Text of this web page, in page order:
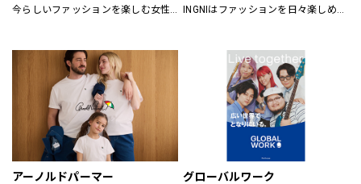
今らしいファッションを楽しむ女性
INGNIはファッションを日々楽しめ
アーノルドパーマー グローバルワーク